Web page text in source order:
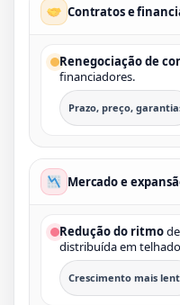
Contratos e
Renegociação de
financiadores.
Prazo, preço,
Mercado e
Redução do ritmo
distribuída em
Crescimento mais